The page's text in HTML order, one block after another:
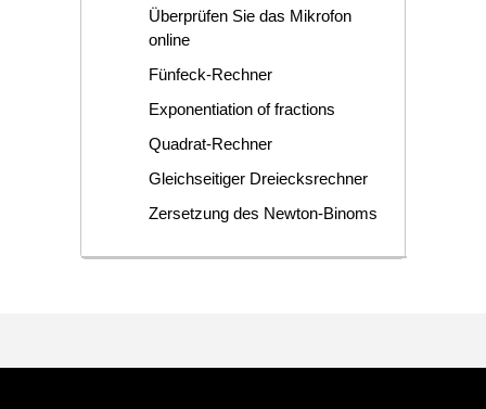
Überprüfen Sie das Mikrofon
online
Fünfeck-Rechner
Exponentiation of fractions
Quadrat-Rechner
Gleichseitiger Dreiecksrechner
Zersetzung des Newton-Binoms